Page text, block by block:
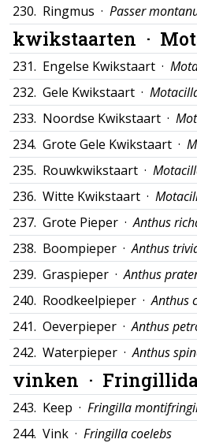
230. Ringmus · Passer
kwikstaarten ·
231. Engelse Kwikstaart ·
232. Gele Kwikstaart ·
233. Noordse Kwikstaart ·
234. Grote Gele Kwikstaart ·
235. Rouwkwikstaart ·
236. Witte Kwikstaart ·
237. Grote Pieper ·Anthus
238. Boompieper ·Anthus
239. Graspieper ·Anthus
240. Roodkeelpieper ·Anthus
241. Oeverpieper ·Anthus
242. Waterpieper ·Anthus
vinken ·
243. Keep · Fringilla
244. Vink · Fringilla coelebs